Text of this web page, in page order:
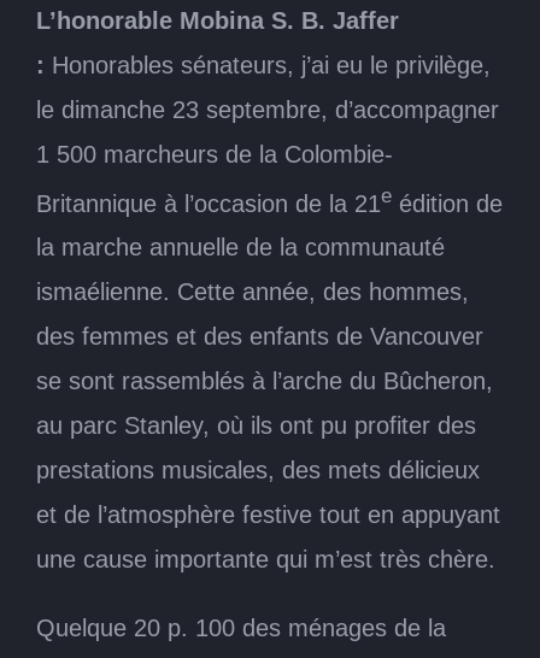
L’honorable Mobina S. B. Jaffer
: Honorables sénateurs, j’ai eu le privilège,
le dimanche 23 septembre, d’accompagner
1 500 marcheurs de la Colombie-
Britannique à l’occasion de la 21 e édition de
la marche annuelle de la communauté
ismaélienne. Cette année, des hommes,
des femmes et des enfants de Vancouver
se sont rassemblés à l’arche du Bûcheron,
au parc Stanley, où ils ont pu profiter des
prestations musicales, des mets délicieux
et de l’atmosphère festive tout en appuyant
une cause importante qui m’est très chère.
Quelque 20 p. 100 des ménages de la